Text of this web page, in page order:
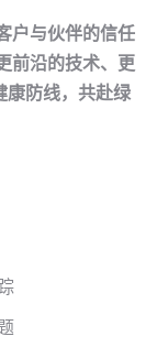
户与伙伴的信任
前沿的技术、更
康防线，共赴绿